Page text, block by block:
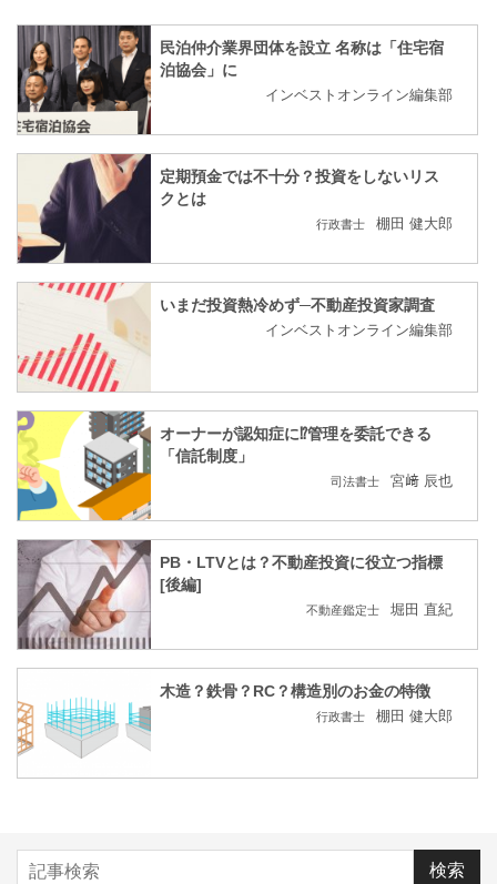
民泊仲介業界団体を設立 名称は「住宅宿
泊協会」に
インベストオンライン編集部
定期預金では不十分？投資をしないリス
クとは
行政書士 棚田 健大郎
いまだ投資熱冷めず─不動産投資家調査
インベストオンライン編集部
オーナーが認知症に⁉管理を委託できる
「信託制度」
司法書士 宮﨑 辰也
PB・LTVとは？不動産投資に役立つ指標
[後編]
不動産鑑定士 堀田 直紀
木造？鉄骨？RC？構造別のお金の特徴
行政書士 棚田 健大郎